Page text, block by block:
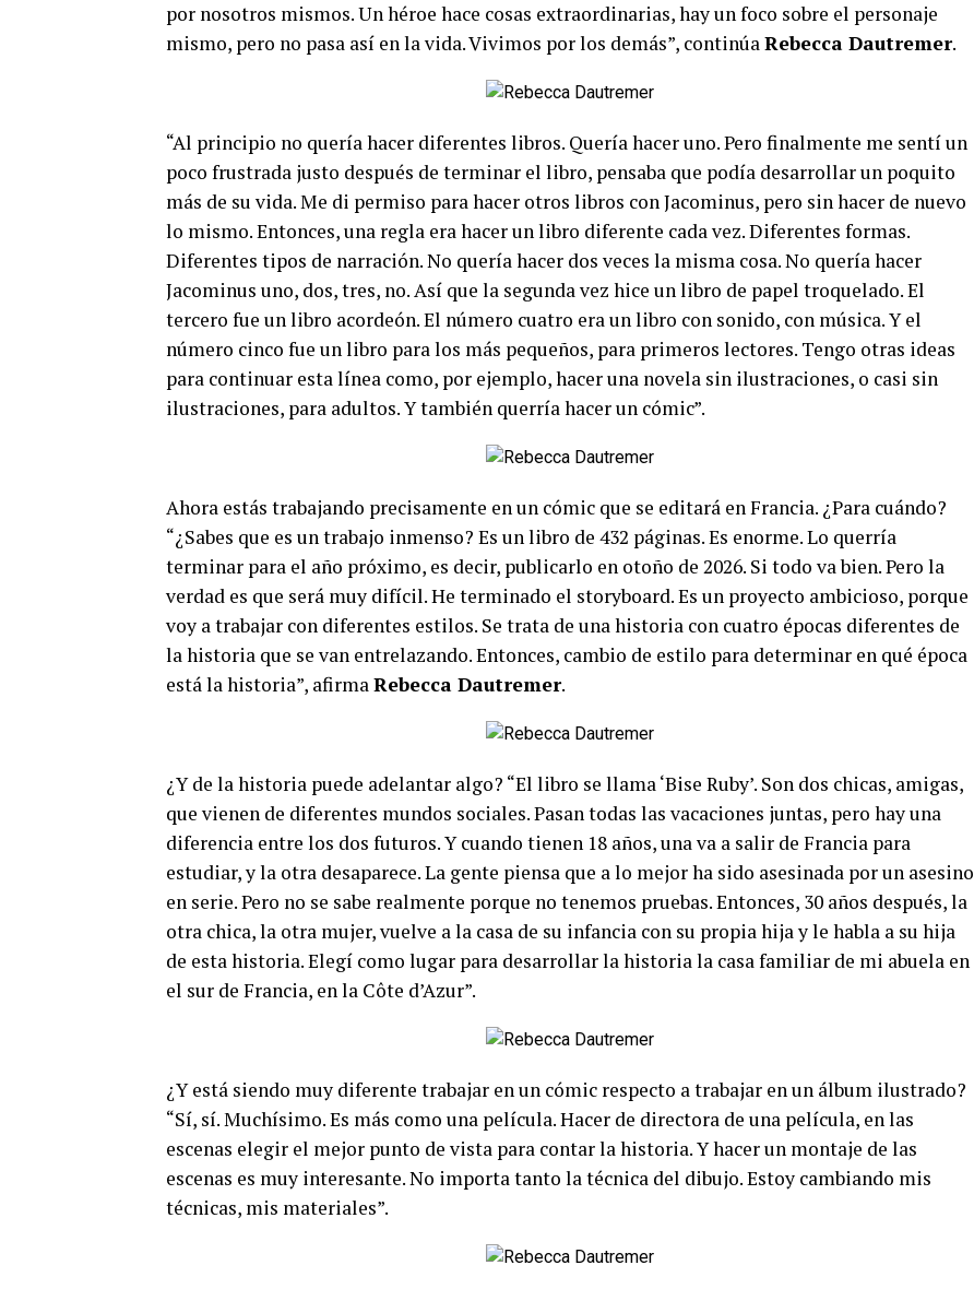
por nosotros mismos. Un héroe hace cosas extraordinarias, hay un foco sobre el personaje
mismo, pero no pasa así en la vida. Vivimos por los demás”, continúaRebecca Dautremer.
“Al principio no quería hacer diferentes libros. Quería hacer uno. Pero finalmente me sentí un
poco frustrada justo después de terminar el libro, pensaba que podía desarrollar un poquito
más de su vida. Me di permiso para hacer otros libros con Jacominus, pero sin hacer de nuevo
lo mismo. Entonces, una regla era hacer un libro diferente cada vez. Diferentes formas.
Diferentes tipos de narración. No quería hacer dos veces la misma cosa. No quería hacer
Jacominus uno, dos, tres, no. Así que la segunda vez hice un libro de papel troquelado. El
tercero fue un libro acordeón. El número cuatro era un libro con sonido, con música. Y el
número cinco fue un libro para los más pequeños, para primeros lectores. Tengo otras ideas
para continuar esta línea como, por ejemplo, hacer una novela sin ilustraciones, o casi sin
ilustraciones, para adultos. Y también querría hacer un cómic”.
Ahora estás trabajando precisamente en un cómic que se editará en Francia. ¿Para cuándo?
“¿Sabes que es un trabajo inmenso? Es un libro de 432 páginas. Es enorme. Lo querría
terminar para el año próximo, es decir, publicarlo en otoño de 2026. Si todo va bien. Pero la
verdad es que será muy difícil. He terminado el storyboard. Es un proyecto ambicioso, porque
voy a trabajar con diferentes estilos. Se trata de una historia con cuatro épocas diferentes de
la historia que se van entrelazando. Entonces, cambio de estilo para determinar en qué época
está la historia”, afirmaRebecca Dautremer.
¿Y de la historia puede adelantar algo? “El libro se llama ‘Bise Ruby’. Son dos chicas, amigas,
que vienen de diferentes mundos sociales. Pasan todas las vacaciones juntas, pero hay una
diferencia entre los dos futuros. Y cuando tienen 18 años, una va a salir de Francia para
estudiar, y la otra desaparece. La gente piensa que a lo mejor ha sido asesinada por un asesino
en serie. Pero no se sabe realmente porque no tenemos pruebas. Entonces, 30 años después, la
otra chica, la otra mujer, vuelve a la casa de su infancia con su propia hija y le habla a su hija
de esta historia. Elegí como lugar para desarrollar la historia la casa familiar de mi abuela en
el sur de Francia, en la Côte d’Azur”.
¿Y está siendo muy diferente trabajar en un cómic respecto a trabajar en un álbum ilustrado?
“Sí, sí. Muchísimo. Es más como una película. Hacer de directora de una película, en las
escenas elegir el mejor punto de vista para contar la historia. Y hacer un montaje de las
escenas es muy interesante. No importa tanto la técnica del dibujo. Estoy cambiando mis
técnicas, mis materiales”.